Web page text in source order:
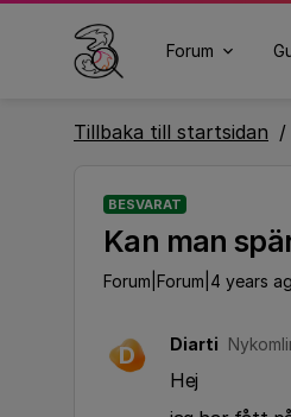
Forum
Tillbaka till startsidan
BESVARAT
Kan man
Forum|Forum|4 years
D Diarti
Hej